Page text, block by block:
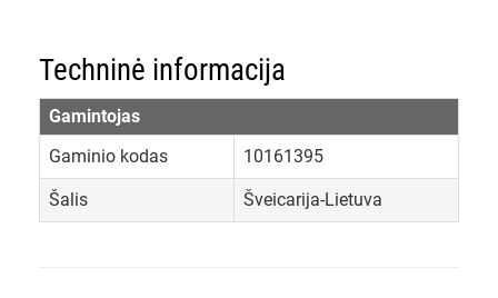
Techninė informacija
Gamintojas
Gaminio kodas
10161395
Šalis Šveicarija-Lietuva